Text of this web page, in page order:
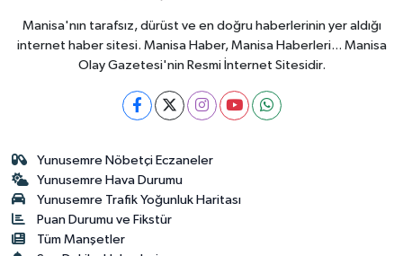
Manisa'nın tarafsız, dürüst ve en doğru haberlerinin yer aldığı
internet haber sitesi. Manisa Haber, Manisa Haberleri... Manisa
Olay Gazetesi'nin Resmi İnternet Sitesidir.
Yunusemre Nöbetçi Eczaneler
Yunusemre Hava Durumu
Yunusemre Trafik Yoğunluk Haritası
Puan Durumu ve Fikstür
Tüm Manşetler